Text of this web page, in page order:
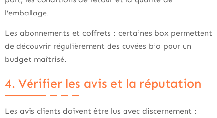
l’emballage.
Les abonnements et coffrets : certaines box permettent
de découvrir régulièrement des cuvées bio pour un
budget maîtrisé.
4. Vérifier les avis et la réputation
Les avis clients doivent être lus avec discernement :